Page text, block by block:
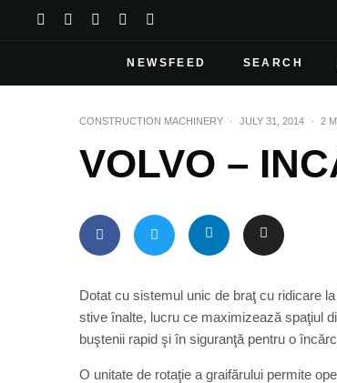
NEWSFEED SEARCH
CONSTRUCTION MACHINERY · JULY 31, 2014 · 2
VOLVO –
Dotat cu sistemul unic de braţ cu ridicare
stive înalte, lucru ce maximizează spaţiul
buştenii rapid şi în siguranţă pentru o
O unitate de rotaţie a graifărului permite